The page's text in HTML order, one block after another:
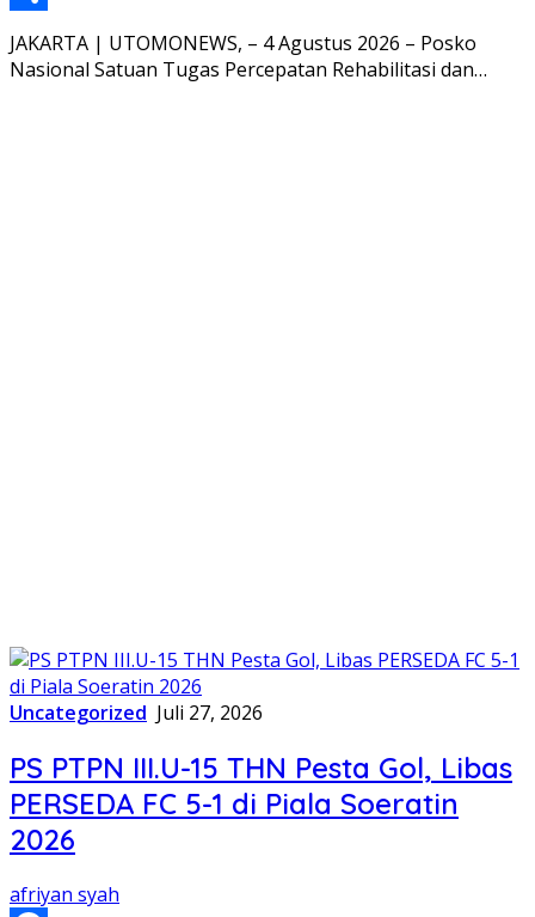
Share
JAKARTA | UTOMONEWS, – 4 Agustus 2026 – Posko
Nasional Satuan Tugas Percepatan Rehabilitasi dan…
Uncategorized Juli 27, 2026
PS PTPN III.U-15 THN Pesta Gol, Libas
PERSEDA FC 5-1 di Piala Soeratin
2026
afriyan syah